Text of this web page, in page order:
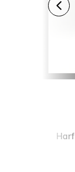
Harf